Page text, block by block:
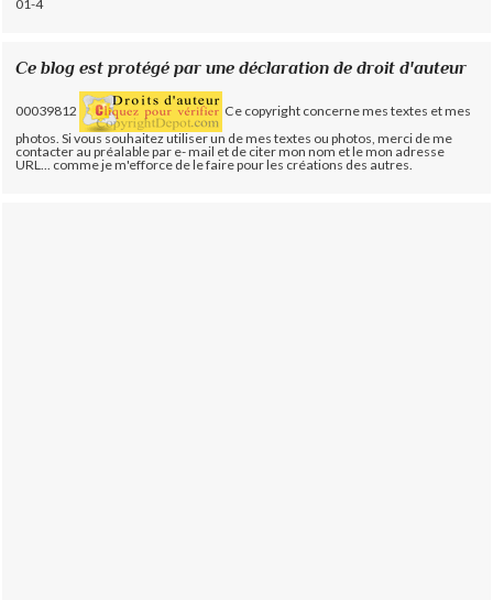
01-4
Ce blog est protégé par une déclaration de droit d'auteur
00039812
Ce copyright concerne mes textes et mes
photos. Si vous souhaitez utiliser un de mes textes ou photos, merci de me
contacter au préalable par e- mail et de citer mon nom et le mon adresse
URL... comme je m'efforce de le faire pour les créations des autres.